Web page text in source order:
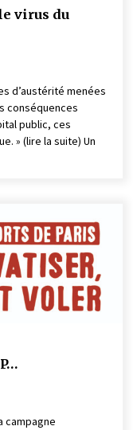
virus du
d’austérité menées
conséquences
public, ces
» (lire la suite) Un
campagne